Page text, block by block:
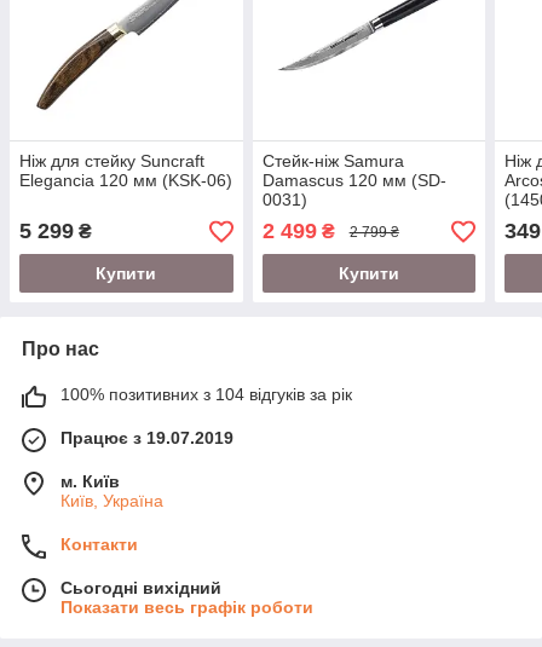
Ніж для стейку Suncraft
Elegancia 120 мм (KSK-06)
5 299 ₴
Купити
Стейк-ніж Samura
Damascus 120 мм (SD-
0031)
2 499₴ 2 799 ₴
Купити
Ніж
349
Про нас
100% позитивних з 104 відгуків за рік
Працює з 19.07.2019
м. Київ
Київ, Україна
Контакти
Сьогодні вихідний
Показати весь графік роботи